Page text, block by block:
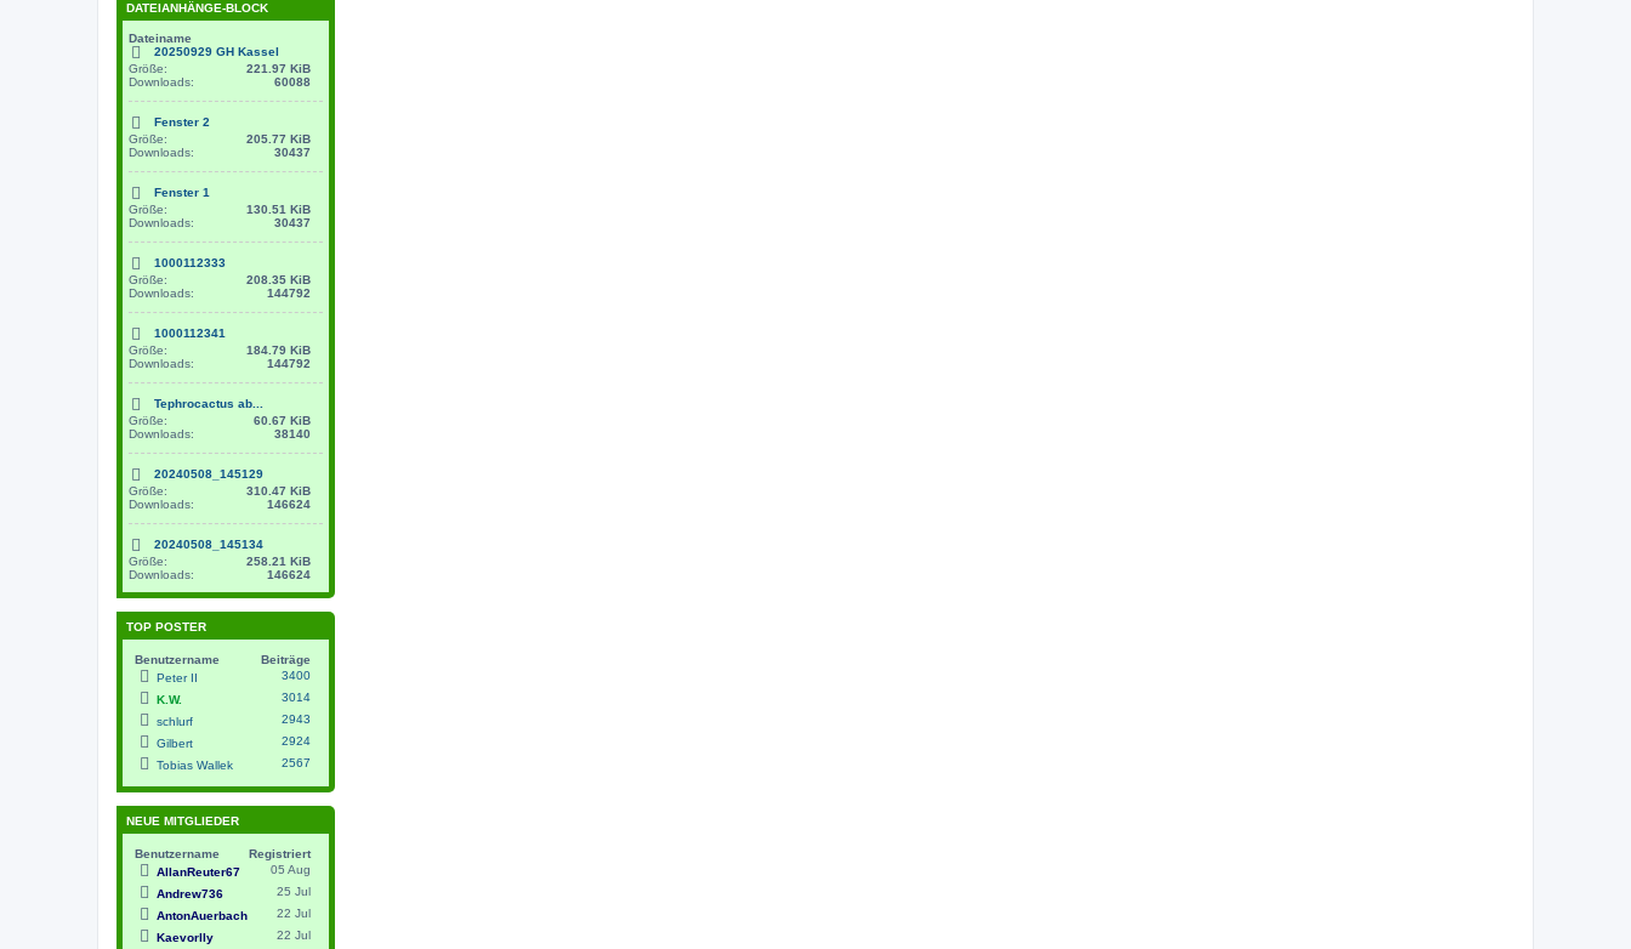
DATEIANHÄNGE-BLOCK
Dateiname
20250929 GH Kassel
Größe:
221.97 KiB
Downloads:
60088
Fenster 2
Größe:
205.77 KiB
Downloads:
30437
Fenster 1
Größe:
130.51 KiB
Downloads:
30437
1000112333
Größe:
208.35 KiB
Downloads:
144792
1000112341
Größe:
184.79 KiB
Downloads:
144792
Tephrocactus ab...
Größe:
60.67 KiB
Downloads:
38140
20240508_145129
Größe:
310.47 KiB
Downloads:
146624
20240508_145134
Größe:
258.21 KiB
Downloads:
146624
TOP POSTER
Benutzername
Beiträge
Peter II
3400
K.W.
3014
schlurf
2943
Gilbert
2924
Tobias Wallek
2567
NEUE MITGLIEDER
Benutzername
Registriert
AllanReuter67
05 Aug
Andrew736
25 Jul
AntonAuerbach
22 Jul
Kaevorlly
22 Jul